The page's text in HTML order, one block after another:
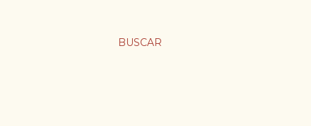
BUSCAR